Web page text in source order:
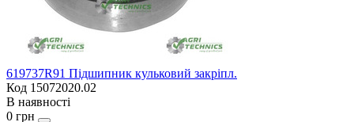
619737R91 Підшипник кульковий закріпл.
Код 15072020.02
В наявності
0 грн